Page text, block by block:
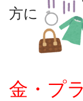
方に
金・プ